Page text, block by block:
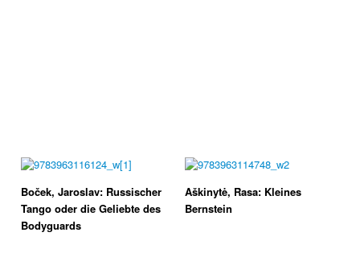
Boček, Jaroslav: Russischer
Tango oder die Geliebte des
Bodyguards
Aškinytė, Rasa: Kleines
Bernstein